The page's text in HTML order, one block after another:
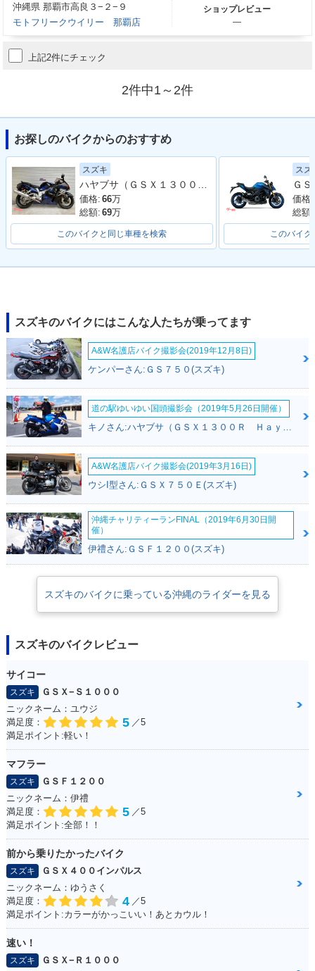
沖縄県 那覇市高良３−２−９
モトフリークウイリー 那覇店
ショップレビュー
―
上記2件にチェック
2件中1～2件
お探しのバイクからのおすすめ
スズキ
価格: 66万
総額: 69万
このバイクと同じ車種を検索
スズ
価格:
総額:
このバイク
スズキのバイクにはこんな人たちが乗ってます
A&W名護店バイク撮影会(2019年12月8日)
ケンパーさん:ＧＳ７５０(スズキ)
道の駅ゆいゆい国頭撮影会（2019年5月26日開催）
A&W名護店バイク撮影会(2019年3月16日)
ウシI型さん:ＧＳＸ７５０Ｅ(スズキ)
沖縄チャリティーランFINAL（2019年6月30日開
催）
伊禮さん:ＧＳＦ１２００(スズキ)
スズキのバイクに乗っている沖縄のライダーを見る
スズキのバイクレビュー
サイコー
スズキ
ＧＳＸ−Ｓ１０００
ニックネーム：ユウジ
満足度：
5 ／5
満足ポイント:軽い！
マフラー
スズキ
ＧＳＦ１２００
ニックネーム：伊禮
満足度：
5 ／5
満足ポイント:全部！！
前から乗りたかったバイク
スズキ
ＧＳＸ４００インパルス
ニックネーム：ゆうさく
満足度：
4 ／5
満足ポイント:カラーがかっこいい！あとカウル！
速い！
スズキ
ＧＳＸ−Ｒ１０００